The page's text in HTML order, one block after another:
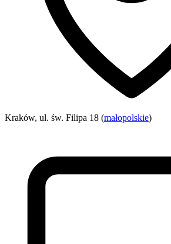
Kraków, ul. św. Filipa 18 (małopolskie)